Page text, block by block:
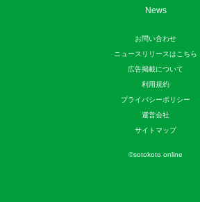
News
お問い合わせ
ニュースリリースはこちら
広告掲載について
利用規約
プライバシーポリシー
運営会社
サイトマップ
©sotokoto online